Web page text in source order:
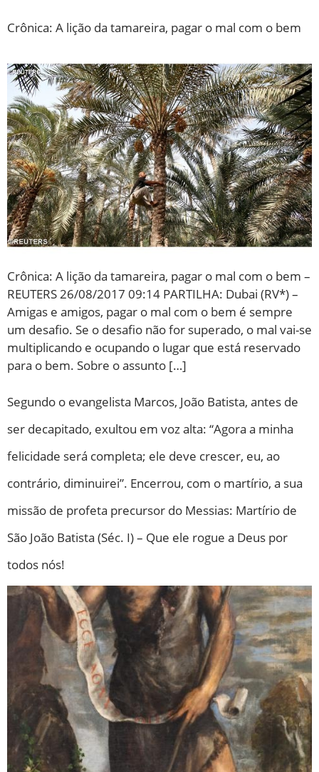
Crônica: A lição da tamareira, pagar o mal com o bem
Crônica: A lição da tamareira, pagar o mal com o bem –
REUTERS 26/08/2017 09:14 PARTILHA: Dubai (RV*) –
Amigas e amigos, pagar o mal com o bem é sempre
um desafio. Se o desafio não for superado, o mal vai-se
multiplicando e ocupando o lugar que está reservado
para o bem. Sobre o assunto […]
Segundo o evangelista Marcos, João Batista, antes de
ser decapitado, exultou em voz alta: “Agora a minha
felicidade será completa; ele deve crescer, eu, ao
contrário, diminuirei”. Encerrou, com o martírio, a sua
missão de profeta precursor do Messias: Martírio de
São João Batista (Séc. I) – Que ele rogue a Deus por
todos nós!